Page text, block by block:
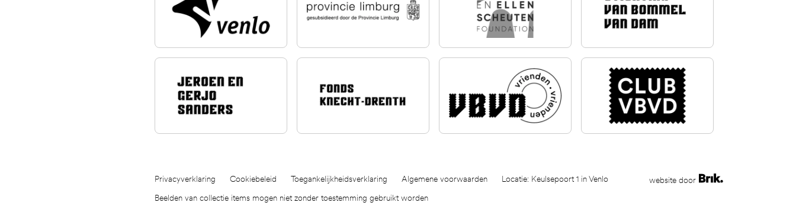
Privacyverklaring Cookiebeleid Toegankelijkheidsverklaring Algemene voorwaarden
Locatie: Keulsepoort 1 in Venlo
Beelden van collectie items mogen niet zonder toestemming gebruikt worden
website door